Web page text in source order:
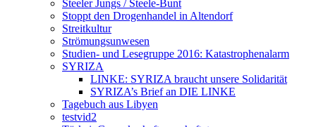
Steeler Jungs / Steele-Bunt
Stoppt den Drogenhandel in Altendorf
Streitkultur
Strömungsunwesen
Studien- und Lesegruppe 2016: Katastrophenalarm
SYRIZA
LINKE: SYRIZA braucht unsere Solidarität
SYRIZA’s Brief an DIE LINKE
Tagebuch aus Libyen
testvid2